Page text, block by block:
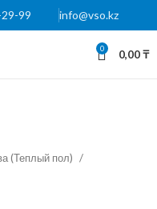
99 info@vso.kz
0 0,00₸
(Теплый пол)